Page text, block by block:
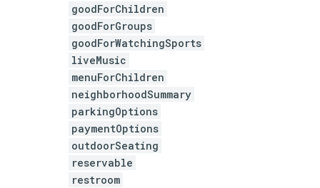
goodForChildren
goodForGroups
goodForWatchingSports
liveMusic
menuForChildren
neighborhoodSummary
parkingOptions
paymentOptions
outdoorSeating
reservable
restroom